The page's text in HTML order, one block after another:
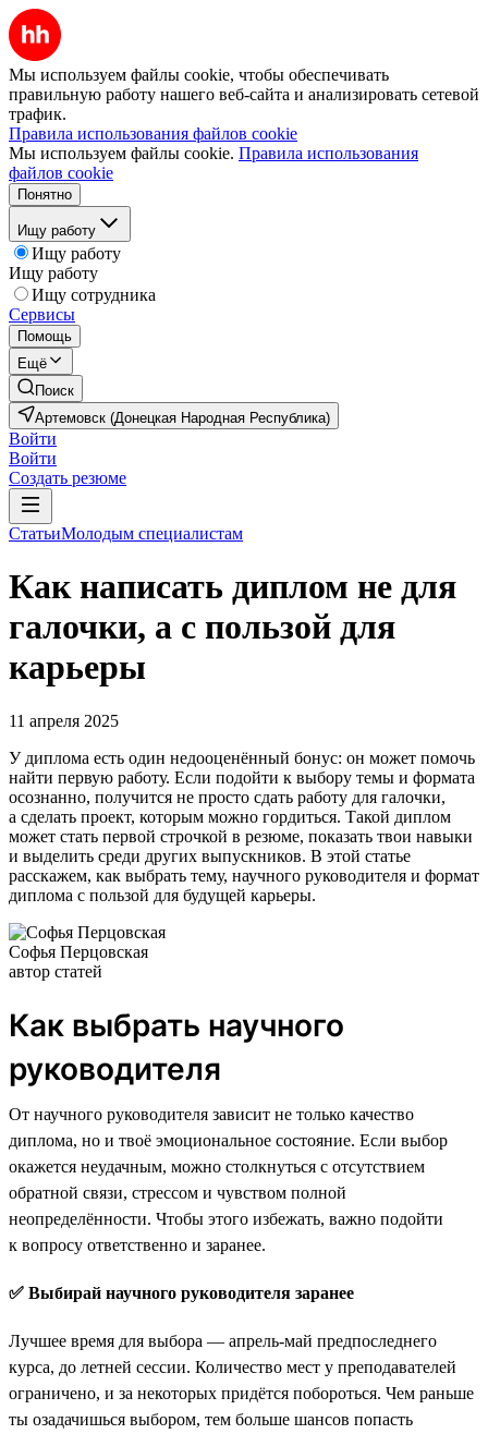
Мы используем файлы cookie, чтобы обеспечивать
правильную работу нашего веб-сайта и анализировать сетевой
трафик.
Правила использования файлов cookie
Мы используем файлы cookie. Правила использования
файлов cookie
Понятно
Ищу работу
Ищу работу
Ищу работу
Ищу сотрудника
Сервисы
Помощь
Ещё
Поиск
Артемовск (Донецкая Народная Республика)
Войти
Войти
Создать резюме
СтатьиМолодым специалистам
Как написать диплом не для
галочки, а с пользой для
карьеры
11 апреля 2025
У диплома есть один недооценённый бонус: он может помочь
найти первую работу. Если подойти к выбору темы и формата
осознанно, получится не просто сдать работу для галочки,
а сделать проект, которым можно гордиться. Такой диплом
может стать первой строчкой в резюме, показать твои навыки
и выделить среди других выпускников. В этой статье
расскажем, как выбрать тему, научного руководителя и формат
диплома с пользой для будущей карьеры.
Софья Перцовская
автор статей
Как выбрать научного
руководителя
От научного руководителя зависит не только качество
диплома, но и твоё эмоциональное состояние. Если выбор
окажется неудачным, можно столкнуться с отсутствием
обратной связи, стрессом и чувством полной
неопределённости. Чтобы этого избежать, важно подойти
к вопросу ответственно и заранее.
✅ Выбирай научного руководителя заранее
Лучшее время для выбора — апрель-май предпоследнего
курса, до летней сессии. Количество мест у преподавателей
ограничено, и за некоторых придётся побороться. Чем раньше
ты озадачишься выбором, тем больше шансов попасть